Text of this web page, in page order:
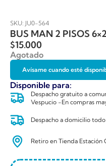
SKU: JU0-564
BUS MAN 2 PISOS
$15.000
Agotado
Avísame cuando esté
Disponible para:
Despacho gratuito a
Vespucio -En compras
Despacho a domicilio
Retiro en Tienda Estación